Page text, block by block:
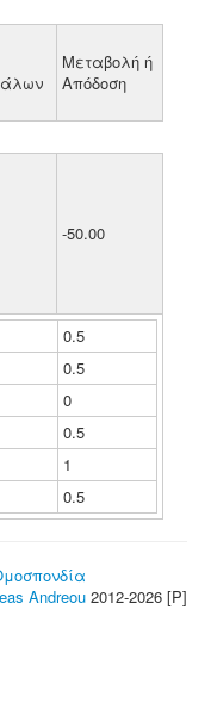
Μεταβολή ή
Απόδοση
-50.00
0.5
0.5
0
0.5
1
0.5
Andreou 2012-2026 [P]